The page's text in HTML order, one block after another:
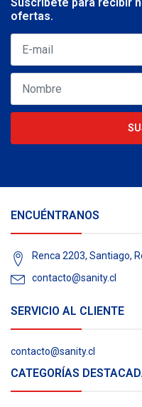
ofertas.
ENCUÉNTRANOS
Renca 2203, Santiago,
contacto@sanity.cl
SERVICIO AL CLIENTE
contacto@sanity.cl
CATEGORÍAS